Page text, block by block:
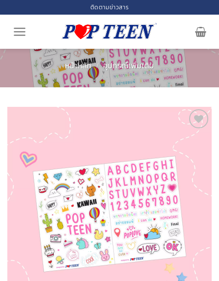
to
content
ติดตามข่าวสาร
หน้าหลัก / อุปกรณ์เพิ่มเติม
Add to